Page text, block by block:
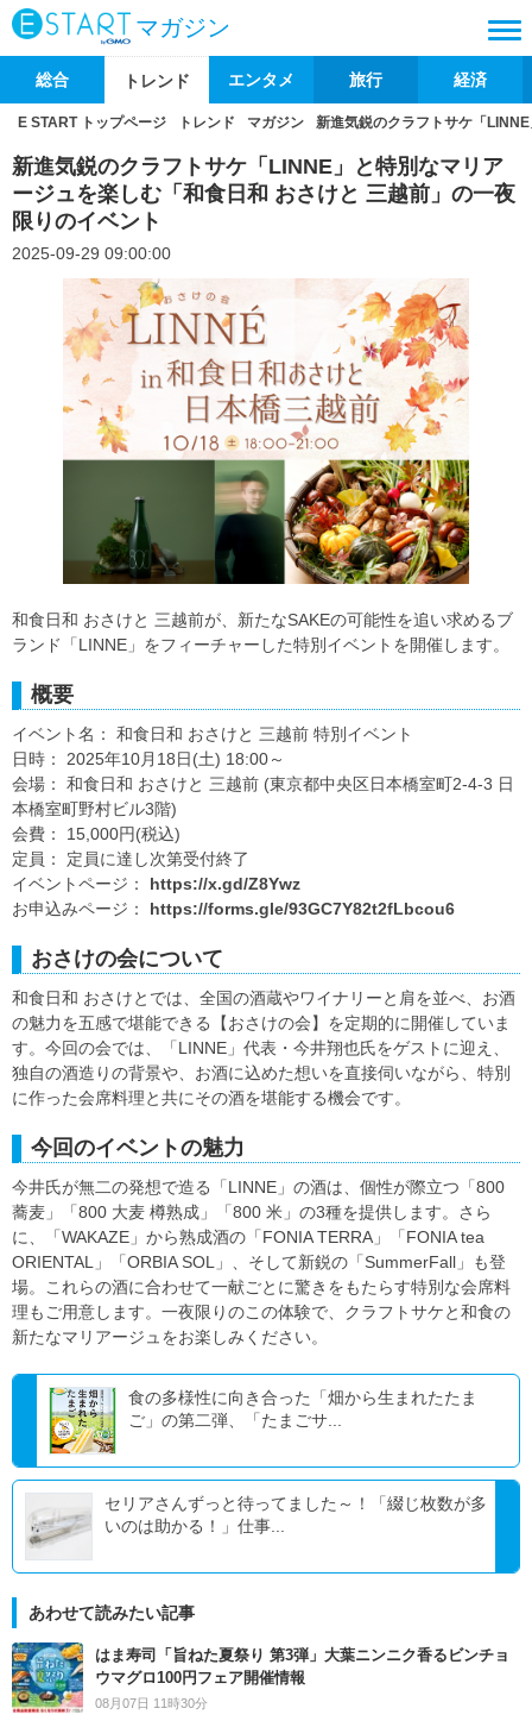
マガジン
総合 トレンド エンタメ 旅行 経済
E START トップページ トレンド マガジン 新進気鋭のクラフトサケ「
新進気鋭のクラフトサケ「LINNE」と特別なマリア
ージュを楽しむ「和食日和 おさけと 三越前」の一夜
限りのイベント
2025-09-29 09:00:00
和食日和 おさけと 三越前が、新たなSAKEの可能性を追い求めるブ
ランド「LINNE」をフィーチャーした特別イベントを開催します。
概要
イベント名： 和食日和 おさけと 三越前 特別イベント
日時： 2025年10月18日(土) 18:00～
会場： 和食日和 おさけと 三越前 (東京都中央区日本橋室町2-4-3 日
本橋室町野村ビル3階)
会費： 15,000円(税込)
定員： 定員に達し次第受付終了
イベントページ： https://x.gd/Z8Ywz
お申込みページ： https://forms.gle/93GC7Y82t2fLbcou6
おさけの会について
和食日和 おさけとでは、全国の酒蔵やワイナリーと肩を並べ、お酒
の魅力を五感で堪能できる【おさけの会】を定期的に開催していま
す。今回の会では、「LINNE」代表・今井翔也氏をゲストに迎え、
独自の酒造りの背景や、お酒に込めた想いを直接伺いながら、特別
に作った会席料理と共にその酒を堪能する機会です。
今回のイベントの魅力
今井氏が無二の発想で造る「LINNE」の酒は、個性が際立つ「800
蕎麦」「800 大麦 樽熟成」「800 米」の3種を提供します。さら
に、「WAKAZE」から熟成酒の「FONIA TERRA」「FONIA tea
ORIENTAL」「ORBIA SOL」、そして新鋭の「SummerFall」も登
場。これらの酒に合わせて一献ごとに驚きをもたらす特別な会席料
理もご用意します。一夜限りのこの体験で、クラフトサケと和食の
新たなマリアージュをお楽しみください。
食の多様性に向き合った「畑から生まれたたま
ご」の第二弾、「たまごサ...
セリアさんずっと待ってました～！「綴じ枚数が多
いのは助かる！」仕事...
あわせて読みたい記事
はま寿司「旨ねた夏祭り 第3弾」大葉ニンニク香るビンチョ
ウマグロ100円フェア開催情報
08月07日 11時30分